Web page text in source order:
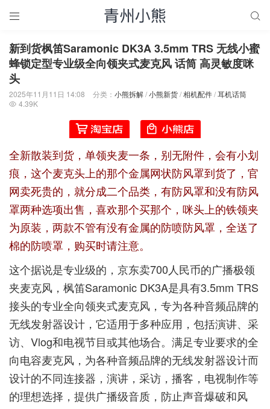
 
新到货枫笛Saramonic DK3A 3.5mm TRS 无线小蜜
蜂锁定型专业级全向领夹式麦克风 话筒 高灵敏度咪
头
2025年11月11日 14:08 分类： 小熊拆解/小熊新货/相机配件/耳机话筒
 4.39K
全新散装到货，单领夹麦一条，别无附件，会有小划
痕，这个麦克头上的那个金属网状防风罩到货了，官
网卖死贵的，就分成二个品类，有防风罩和没有防风
罩两种选项出售，喜欢那个买那个， 咪头上的铁领夹
为原装，两款不管有没有金属的防喷防风罩，全送了
棉的防喷罩，购买时请注意。
这个据说是专业级的， 京东卖700人民币的广播极领
夹麦克风 ，枫笛Saramonic DK3A是具有3.5mm TRS
接头的专业全向领夹式麦克风，专为各种音频品牌的
无线发射器设计，它适用于多种应用，包括演讲、采
访、Vlog和电视节目或其他场合。满足专业要求的全
向电容麦克风，为各种音频品牌的无线发射器设计而
设计的不同连接器，演讲，采访，播客，电视制作等
的理想选择，提供广播级音质，防止声音爆破和风